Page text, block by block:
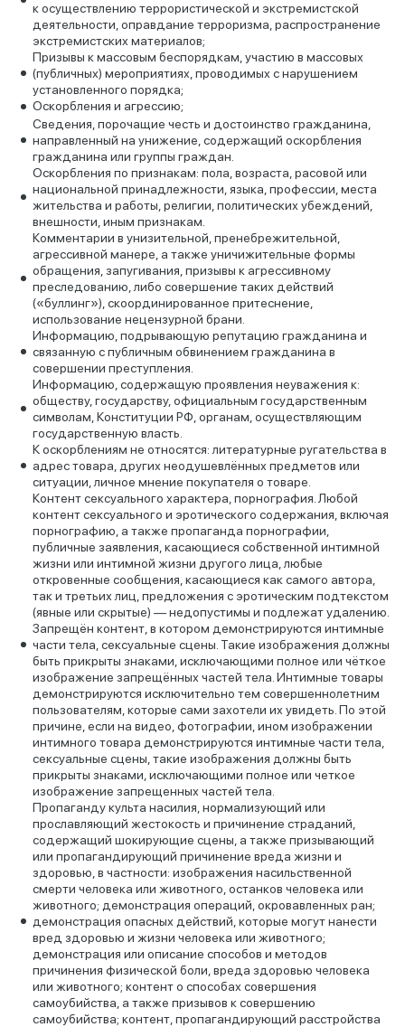
к осуществлению террористической и экстремистской
деятельности, оправдание терроризма, распространение
экстремистских материалов;
Призывы к массовым беспорядкам, участию в массовых
(публичных) мероприятиях, проводимых с нарушением
установленного порядка;
Оскорбления и агрессию;
Сведения, порочащие честь и достоинство гражданина,
направленный на унижение, содержащий оскорбления
гражданина или группы граждан.
Оскорбления по признакам: пола, возраста, расовой или
национальной принадлежности, языка, профессии, места
жительства и работы, религии, политических убеждений,
внешности, иным признакам.
Комментарии в унизительной, пренебрежительной,
агрессивной манере, а также уничижительные формы
обращения, запугивания, призывы к агрессивному
преследованию, либо совершение таких действий
(«буллинг»), скоординированное притеснение,
использование нецензурной брани.
Информацию, подрывающую репутацию гражданина и
связанную с публичным обвинением гражданина в
совершении преступления.
Информацию, содержащую проявления неуважения к:
обществу, государству, официальным государственным
символам, Конституции РФ, органам, осуществляющим
государственную власть.
К оскорблениям не относятся: литературные ругательства в
адрес товара, других неодушевлённых предметов или
ситуации, личное мнение покупателя о товаре.
Контент сексуального характера, порнография. Любой
контент сексуального и эротического содержания, включая
порнографию, а также пропаганда порнографии,
публичные заявления, касающиеся собственной интимной
жизни или интимной жизни другого лица, любые
откровенные сообщения, касающиеся как самого автора,
так и третьих лиц, предложения с эротическим подтекстом
(явные или скрытые) — недопустимы и подлежат удалению.
Запрещён контент, в котором демонстрируются интимные
части тела, сексуальные сцены. Такие изображения должны
быть прикрыты знаками, исключающими полное или чёткое
изображение запрещённых частей тела. Интимные товары
демонстрируются исключительно тем совершеннолетним
пользователям, которые сами захотели их увидеть. По этой
причине, если на видео, фотографии, ином изображении
интимного товара демонстрируются интимные части тела,
сексуальные сцены, такие изображения должны быть
прикрыты знаками, исключающими полное или четкое
изображение запрещенных частей тела.
Пропаганду культа насилия, нормализующий или
прославляющий жестокость и причинение страданий,
содержащий шокирующие сцены, а также призывающий
или пропагандирующий причинение вреда жизни и
здоровью, в частности: изображения насильственной
смерти человека или животного, останков человека или
животного; демонстрация операций, окровавленных ран;
демонстрация опасных действий, которые могут нанести
вред здоровью и жизни человека или животного;
демонстрация или описание способов и методов
причинения физической боли, вреда здоровью человека
или животного; контент о способах совершения
самоубийства, а также призывов к совершению
самоубийства; контент, пропагандирующий расстройства